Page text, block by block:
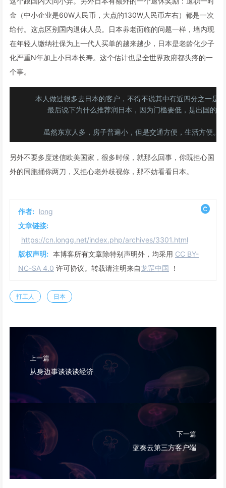
金（中小企业是60W人民币，大点的130W人民币左右）都是一次
给付。这点区别国内退休人员。日本养老面临的问题一样，墙内现
在年轻人缴纳社保为上一代人买单的越来越少，日本是老龄化少子
化严重N年加上小日本长寿。这个估计也是全世界政府都头疼的一
个事。
本人做过很多去日本的客户，不得不说其中有近四分之一是
最后说下为什么推荐润日本，因为门槛要低，是出国的
另外不要多度迷信欧美国家，很多时候，就那么回事，你既担心国
外的同胞捅你两刀，又担心老外歧视你，那不妨看看日本。
作者: long
文章链接:
https://cn.longg.net/index.php/archives/3301.html
版权声明: 本博客所有文章除特别声明外，均采用 CC BY-
NC-SA 4.0 许可协议。转载请注明来自龙罡中国 ！
打工人 日本
上一篇
从身边事谈谈谈经济
下一篇
蓝奏云第三方客户端